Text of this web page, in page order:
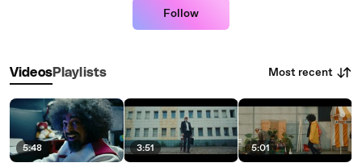
Follow
VideosPlaylists Most recent
5:48 3:51 5:01